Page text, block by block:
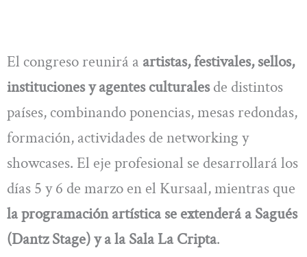
El congreso reunirá a artistas, festivales, sellos,
instituciones y agentes culturalesde distintos
países, combinando ponencias, mesas redondas,
formación, actividades de networking y
showcases. El eje profesional se desarrollará los
días 5 y 6 de marzo en el Kursaal, mientras que
la programación artística se extenderá a Sagués
(Dantz Stage) y a la Sala La Cripta.